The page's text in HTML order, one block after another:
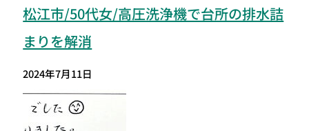
松江市/50代女/高圧洗浄機で台所の排水詰
まりを解消
2024年7月11日